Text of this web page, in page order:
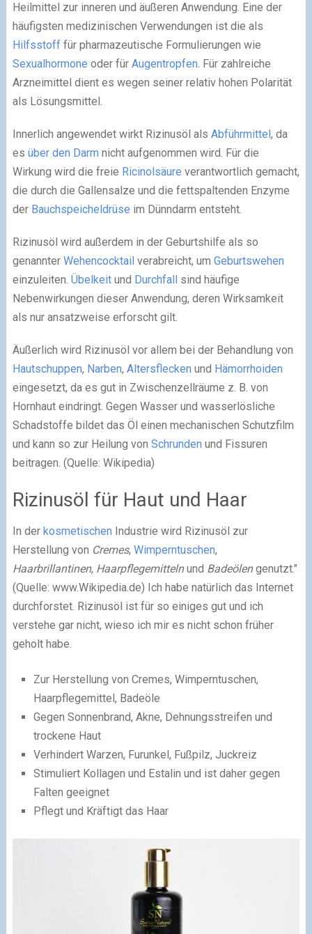
Heilmittel zur inneren und äußeren Anwendung. Eine der
häufigsten medizinischen Verwendungen ist die als
Hilfsstoff für pharmazeutische Formulierungen wie
Sexualhormone oder für Augentropfen. Für zahlreiche
Arzneimittel dient es wegen seiner relativ hohen Polarität
als Lösungsmittel.
Innerlich angewendet wirkt Rizinusöl als Abführmittel , da
es über den Darm nicht aufgenommen wird. Für die
Wirkung wird die freie Ricinolsäure verantwortlich gemacht,
die durch die Gallensalze und die fettspaltenden Enzyme
der Bauchspeicheldrüse im Dünndarm entsteht.
Rizinusöl wird außerdem in der Geburtshilfe als so
genannter Wehencocktail verabreicht, um Geburtswehen
einzuleiten. Übelkeitund Durchfall
sind häufige
Nebenwirkungen dieser Anwendung, deren Wirksamkeit
als nur ansatzweise erforscht gilt.
Äußerlich wird Rizinusöl vor allem bei der Behandlung von
Hautschuppen, Narben, Altersflecken und Hämorrhoiden
eingesetzt, da es gut in Zwischenzellräume z. B. von
Hornhaut eindringt. Gegen Wasser und wasserlösliche
Schadstoffe bildet das Öl einen mechanischen Schutzfilm
und kann so zur Heilung von Schrunden und Fissuren
beitragen. (Quelle: Wikipedia)
Rizinusöl für Haut und Haar
In der kosmetischen Industrie wird Rizinusöl zur
Herstellung von Cremes, Wimperntuschen,
Haarbrillantinen, Haarpflegemittelnund Badeölengenutzt."
(Quelle: www.Wikipedia.de) Ich habe natürlich das Internet
durchforstet. Rizinusöl ist für so einiges gut und ich
verstehe gar nicht, wieso ich mir es nicht schon früher
geholt habe.
Zur Herstellung von Cremes, Wimperntuschen,
Haarpflegemittel, Badeöle
Gegen Sonnenbrand, Akne, Dehnungsstreifen und
trockene Haut
Verhindert Warzen, Furunkel, Fußpilz, Juckreiz
Stimuliert Kollagen und Estalin und ist daher gegen
Falten geeignet
Pflegt und Kräftigt das Haar